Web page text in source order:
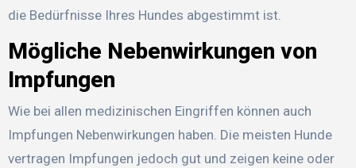
die Bedürfnisse Ihres Hundes abgestimmt ist.
Mögliche Nebenwirkungen von
Impfungen
Wie bei allen medizinischen Eingriffen können auch
Impfungen Nebenwirkungen haben. Die meisten Hunde
vertragen Impfungen jedoch gut und zeigen keine oder